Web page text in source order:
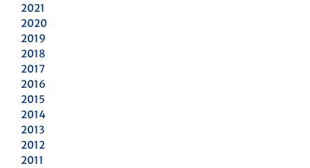
2021
2020
2019
2018
2017
2016
2015
2014
2013
2012
2011